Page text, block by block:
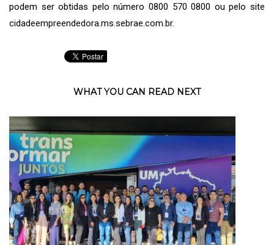
podem ser obtidas pelo número 0800 570 0800 ou pelo site
cidadeempreendedora.ms.sebrae.com.br.
WHAT YOU CAN READ NEXT